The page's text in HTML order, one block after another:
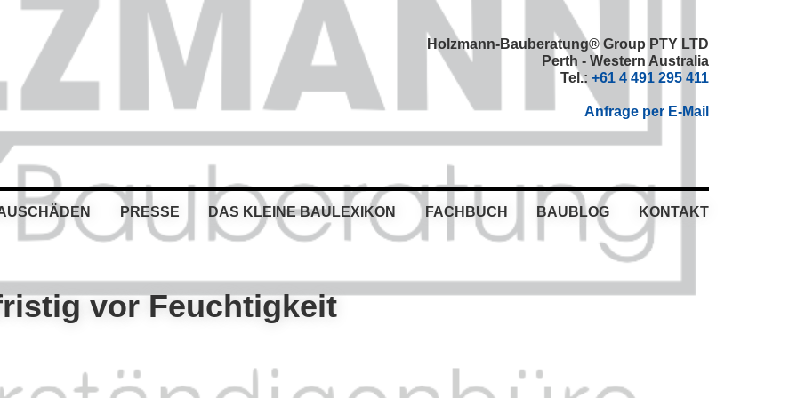
Holzmann-Bauberatung® Group PTY LTD
Perth - Western Australia
Tel.: +61 4 491 295 411
Anfrage per E-Mail
PRESSE DAS KLEINE BAULEXIKON FACHBUCH BAUBLOG KONTAKT
vor Feuchtigkeit